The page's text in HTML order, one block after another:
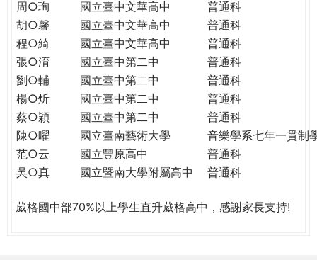
民。
WAGOR
TODAY
THE
WORLD
周○珣
國立臺中文華高中
普通科
胡○馨
國立臺中文華高中
普通科
程○綺
國立臺中文華高中
普通科
張○淯
國立臺中第二中
普通科
劉○輔
國立臺中第二中
普通科
楊○炘
國立臺中第二中
普通科
蔡○穎
國立臺中第二中
普通科
陳○曜
國立臺南藝術大學
音樂學系七年一貫制
范○云
國立豐原高中
普通科
吳○真
國立暨南大學附屬高中 普通科
葳格國中部70%以上學生直升葳格高中，感謝家長支持!